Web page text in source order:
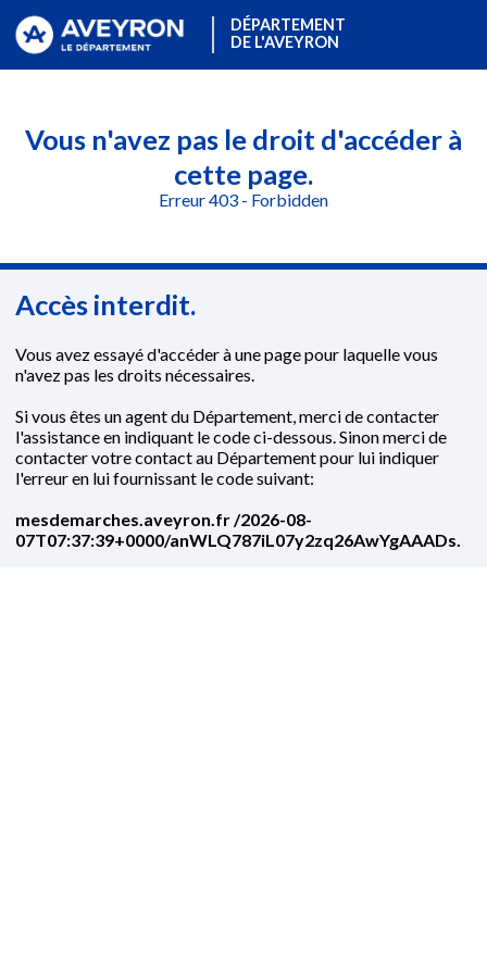
DÉPARTEMENT
DE L'AVEYRON
Vous n'avez pas le droit d'accéder à
cette page.
Erreur 403 - Forbidden
Accès interdit.
Vous avez essayé d'accéder à une page pour laquelle vous
n'avez pas les droits nécessaires.
Si vous êtes un agent du Département, merci de contacter
l'assistance en indiquant le code ci-dessous. Sinon merci de
contacter votre contact au Département pour lui indiquer
l'erreur en lui fournissant le code suivant:
mesdemarches.aveyron.fr /2026-08-
07T07:37:39+0000/anWLQ787iL07y2zq26AwYgAAADs.